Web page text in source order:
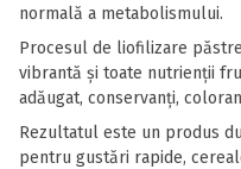
normală a metabolismului.
Procesul de liofilizare
vibrantă și toate nutrienții
adăugat, conservanți,
Rezultatul este un produs
pentru gustări rapide,